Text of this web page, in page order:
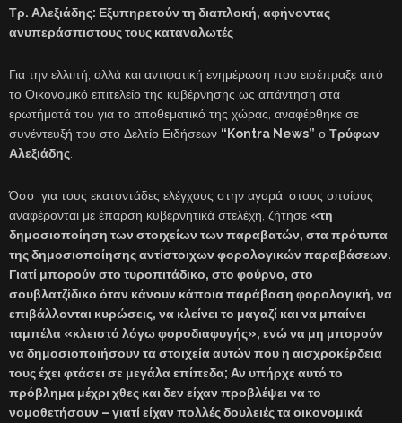
Τρ. Αλεξιάδης: Εξυπηρετούν τη διαπλοκή, αφήνοντας
ανυπεράσπιστους τους καταναλωτές
Για την ελλιπή, αλλά και αντιφατική ενημέρωση που εισέπραξε από
το Οικονομικό επιτελείο της κυβέρνησης ως απάντηση στα
ερωτήματά του για το αποθεματικό της χώρας, αναφέρθηκε σε
συνέντευξή του στο Δελτίο Ειδήσεων “Kontra News” ο Τρύφων
Αλεξιάδης
Όσο για τους εκατοντάδες ελέγχους στην αγορά, στους οποίους
αναφέρονται με έπαρση κυβερνητικά στελέχη, ζήτησε «τη
δημοσιοποίηση των στοιχείων των παραβατών, στα πρότυπα
της δημοσιοποίησης αντίστοιχων φορολογικών παραβάσεων.
Γιατί μπορούν στο τυροπιτάδικο, στο φούρνο, στο
σουβλατζίδικο όταν κάνουν κάποια παράβαση φορολογική, να
επιβάλλονται κυρώσεις, να κλείνει το μαγαζί και να μπαίνει
ταμπέλα «κλειστό λόγω φοροδιαφυγής», ενώ να μη μπορούν
να δημοσιοποιήσουν τα στοιχεία αυτών που η αισχροκέρδεια
τους έχει φτάσει σε μεγάλα επίπεδα; Αν υπήρχε αυτό το
πρόβλημα μέχρι χθες και δεν είχαν προβλέψει να το
νομοθετήσουν – γιατί είχαν πολλές δουλειές τα οικονομικά